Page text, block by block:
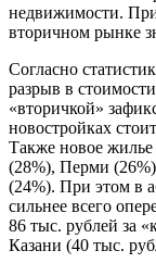
недвижимости.
вторичном рынке
Согласно
разрыв в
«вторичкой»
новостройках
Также новое жилье
(28%), Перми
(24%). При этом в
сильнее всего
86 тыс. рублей за
Казани (40 тыс.